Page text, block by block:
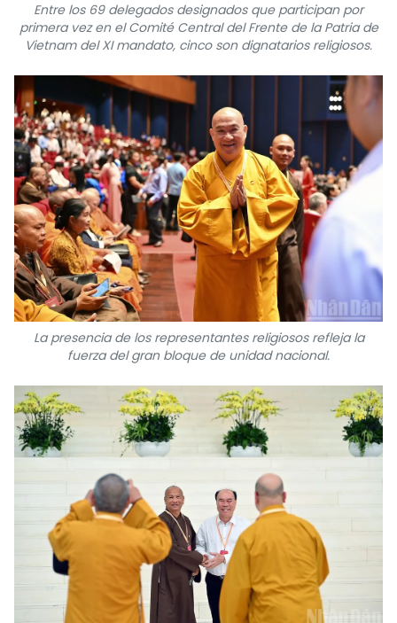
Entre los 69 delegados designados que participan por
primera vez en el Comité Central del Frente de la Patria de
Vietnam del XI mandato, cinco son dignatarios religiosos.
La presencia de los representantes religiosos refleja la
fuerza del gran bloque de unidad nacional.